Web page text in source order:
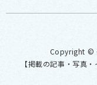
Copyright ©
【掲載の記事・写真